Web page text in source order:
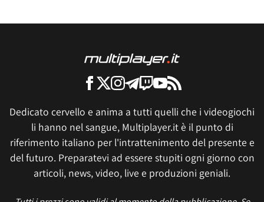
Dedicato cervello e anima a tutti quelli che i videogiochi
li hanno nel sangue, Multiplayer.it è il punto di
riferimento italiano per l'intrattenimento del presente e
del futuro. Preparatevi ad essere stupiti ogni giorno con
articoli, news, video, live e produzioni geniali.